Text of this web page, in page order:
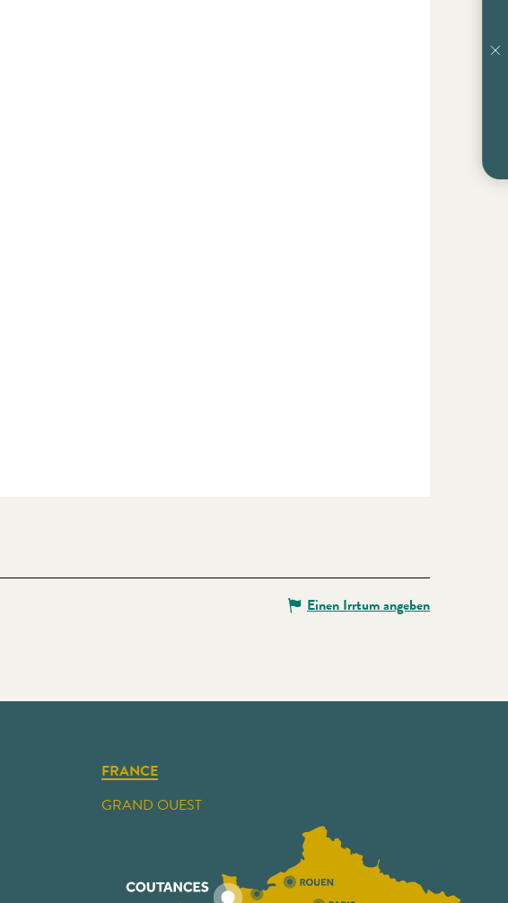
Einen Irrtum angeben
FRANCE
GRAND OUEST